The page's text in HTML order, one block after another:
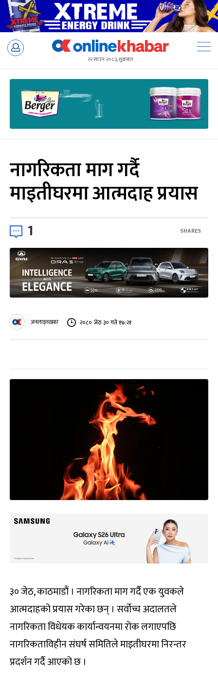
Skip
२२ साउन २०८३, शुक्रबार
नागरिकता माग गर्दै
माइतीघरमा आत्मदाह प्रयास
1 SHARES
अनलाइनखबर २०८० जेठ ३० गते १७:२१
३० जेठ, काठमाडौं । नागरिकता माग गर्दै एक युवकले
आत्मदाहको प्रयास गरेका छन् । सर्वोच्च अदालतले
नागरिकता विधेयक कार्यान्वयनमा रोक लगाएपछि
नागरिकताविहीन संघर्ष समितिले माइतीघरमा निरन्तर
प्रदर्शन गर्दै आएको छ ।